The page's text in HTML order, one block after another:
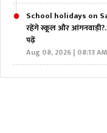
School holidays on
रहेंगे स्कूल और
पढ़ें
Aug 08, 2026 | 08:13 AM